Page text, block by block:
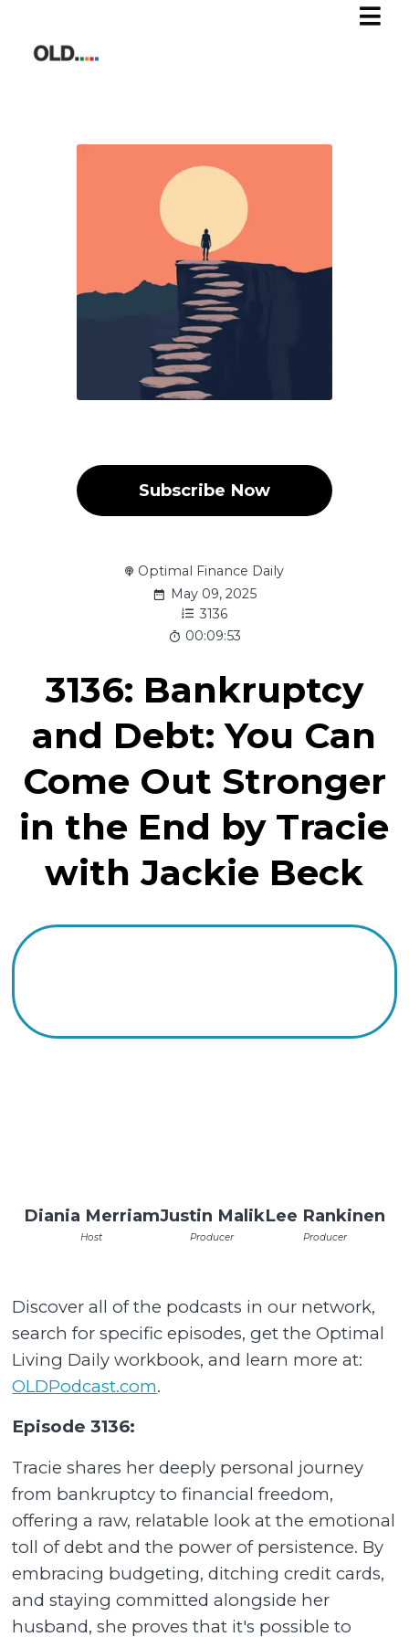
Subscribe Now
Optimal Finance Daily
May 09, 2025
3136
00:09:53
3136: Bankruptcy
and Debt: You Can
Come Out Stronger
in the End by Tracie
with Jackie Beck
Diania Merriam
Host
Justin Malik
Producer
Lee Rankinen
Producer
Discover all of the podcasts in our network,
search for specific episodes, get the Optimal
Living Daily workbook, and learn more at:
OLDPodcast.com.
Episode 3136:
Tracie shares her deeply personal journey
from bankruptcy to financial freedom,
offering a raw, relatable look at the emotional
toll of debt and the power of persistence. By
embracing budgeting, ditching credit cards,
and staying committed alongside her
husband, she proves that it's possible to